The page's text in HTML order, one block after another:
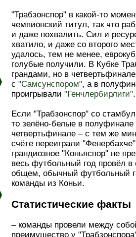
"Трабзонспор" в какой-то
чемпионский титул, так что
и даже похвалить. Сил и
хватило, и даже со второго
удалось, тем не менее,
голубые получили. В Кубке
грандами, но в
с "Самсунспором", а в
проигрывали "Генчлербирлиги".
Если "Трабзонспор" со
то зелёно-белые в
четвертьфинале – с тем же
счёте переиграли
грандиозное "Коньяспор" не
весь футбольный год провёл
общем, обычный футбольный
команды из Коньи.
Статистические факты
– команды провели между
преимущество у